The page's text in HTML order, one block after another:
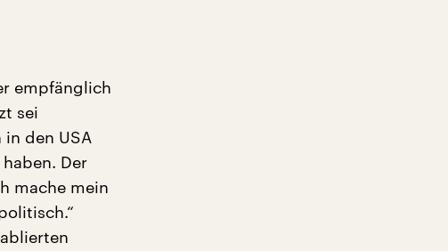
empfänglich
sei
den USA
Der
mache mein